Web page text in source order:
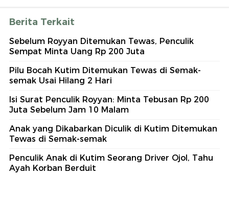
Berita Terkait
Sebelum Royyan Ditemukan Tewas, Penculik
Sempat Minta Uang Rp 200 Juta
Pilu Bocah Kutim Ditemukan Tewas di Semak-
semak Usai Hilang 2 Hari
Isi Surat Penculik Royyan: Minta Tebusan Rp 200
Juta Sebelum Jam 10 Malam
Anak yang Dikabarkan Diculik di Kutim Ditemukan
Tewas di Semak-semak
Penculik Anak di Kutim Seorang Driver Ojol, Tahu
Ayah Korban Berduit